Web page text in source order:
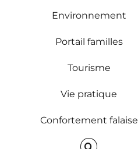
Environnement
Portail familles
Tourisme
Vie pratique
Confortement falaise